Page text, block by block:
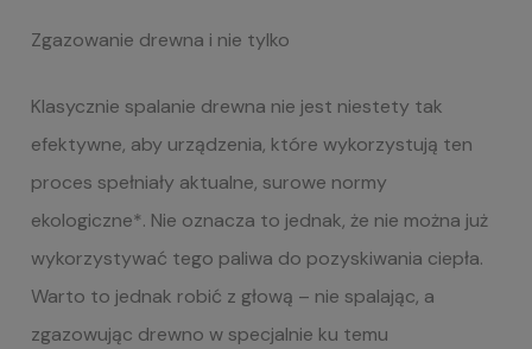
Zgazowanie drewna i nie tylko
Klasycznie spalanie drewna nie jest niestety tak
efektywne, aby urządzenia, które wykorzystują ten
proces spełniały aktualne, surowe normy
ekologiczne*. Nie oznacza to jednak, że nie można już
wykorzystywać tego paliwa do pozyskiwania ciepła.
Warto to jednak robić z głową – nie spalając, a
zgazowując drewno w specjalnie ku temu